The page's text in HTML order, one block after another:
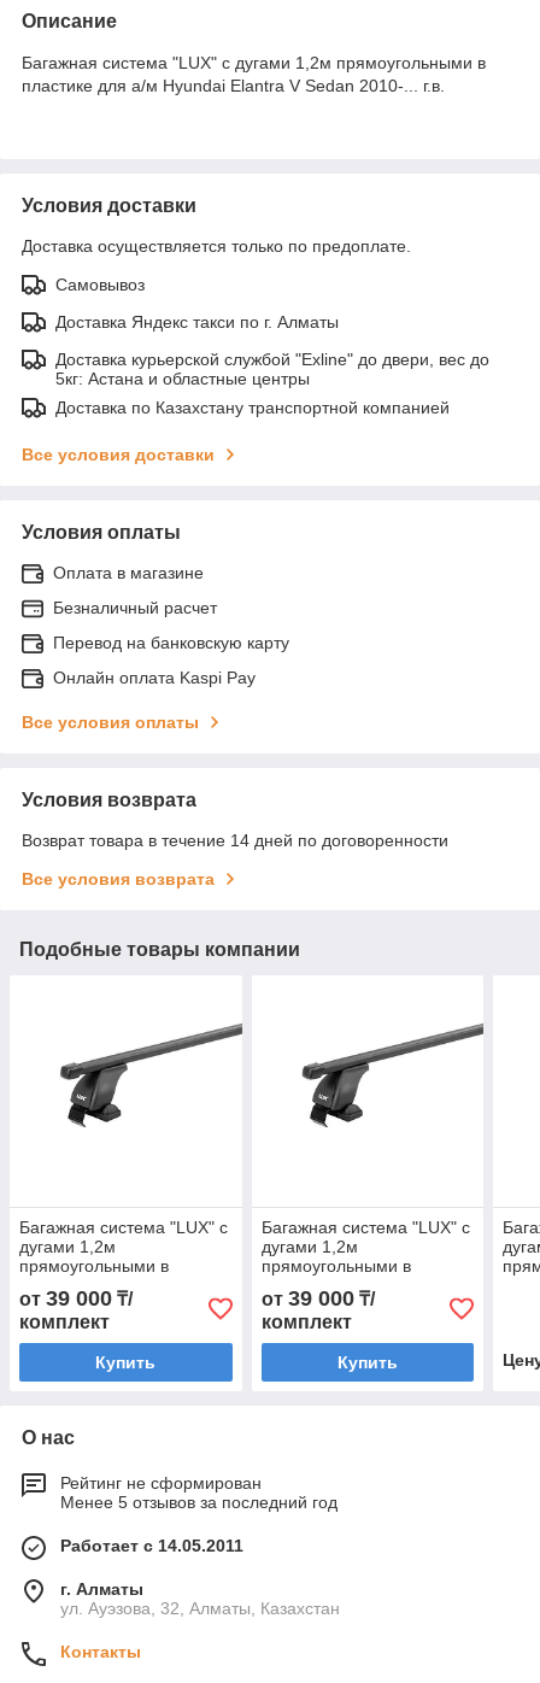
Описание
Багажная система "LUX" с дугами 1,2м прямоугольными в
пластике для а/м Hyundai Elantra V Sedan 2010-... г.в.
Условия доставки
Доставка осуществляется только по предоплате.
Самовывоз
Доставка Яндекс такси по г. Алматы
Доставка курьерской службой "Exline" до двери, вес до
5кг: Астана и областные центры
Доставка по Казахстану транспортной компанией
Все условия доставки
Условия оплаты
Оплата в магазине
Безналичный расчет
Перевод на банковскую карту
Онлайн оплата Kaspi Pay
Все условия оплаты
Условия возврата
Возврат товара в течение 14 дней по договоренности
Все условия возврата
Подобные товары компании
Багажная система "LUX" с
дугами 1,2м
прямоугольными в
пластике для а/м Hyundai
Elantra Sedan 2016+ г.в.
от 39 000 ₸/
комплект
Купить
Багажная система "LUX" с
дугами 1,2м
прямоугольными в
пластике для а/м Hyundai
Elantra V Sedan 2010-2016
г.в.
от 39 000₸/
комплект
Купить
О нас
Рейтинг не сформирован
Менее 5 отзывов за последний год
Работает с 14.05.2011
г. Алматы
ул. Ауэзова, 32, Алматы, Казахстан
Контакты